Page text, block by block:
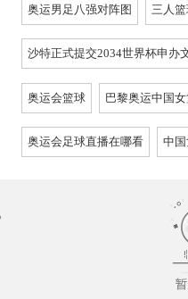
奥运男足八强对阵图 三人
沙特正式提交2034世界杯申办
奥运会篮球 巴黎奥运中国
奥运会足球直播在哪看 中